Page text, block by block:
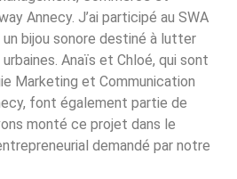
Annecy. J’ai participé au SWA
bijou sonore destiné à lutter
Anaïs et Chloé, qui sont
Marketing et Communication
font également partie de
monté ce projet dans le
demandé par notre